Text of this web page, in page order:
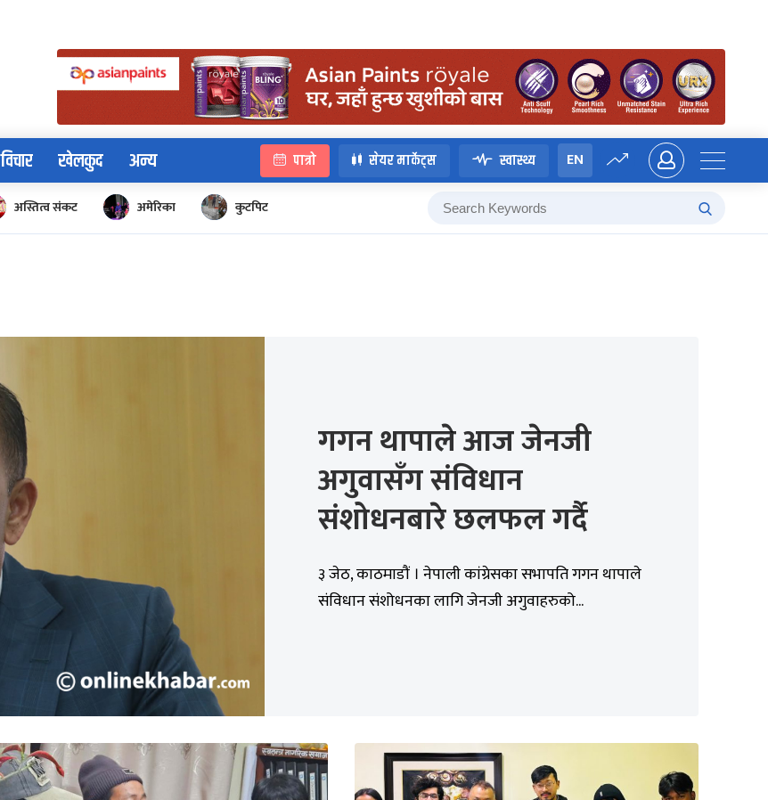
विचार खेलकुद अन्य पात्रो सेयर मार्केट्स स्वास्थ्य EN
अस्तित्व संकट अमेरिका कुटपिट
गगन थापाले आज जेनजी
अगुवासँग संविधान
संशोधनबारे छलफल गर्दै
३ जेठ, काठमाडौं । नेपाली कांग्रेसका सभापति गगन थापाले
संविधान संशोधनका लागि जेनजी अगुवाहरुको...